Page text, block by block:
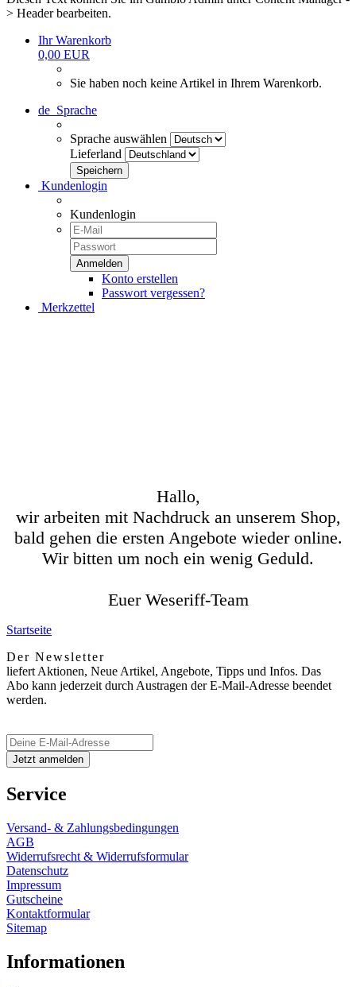
> Header bearbeiten.
Ihr Warenkorb
0,00 EUR
Sie haben noch keine Artikel in Ihrem Warenkorb.
de Sprache
Sprache auswählen
Lieferland
Kundenlogin
Kundenlogin
Konto erstellen
Passwort vergessen?
Merkzettel
Hallo,
wir arbeiten mit Nachdruck an unserem Shop,
bald gehen die ersten Angebote wieder online.
Wir bitten um noch ein wenig Geduld.
Euer Weseriff-Team
Startseite
Der Newsletter
liefert Aktionen, Neue Artikel, Angebote, Tipps und Infos. Das
Abo kann jederzeit durch Austragen der E-Mail-Adresse beendet
werden.
Service
Versand- & Zahlungsbedingungen
AGB
Widerrufsrecht & Widerrufsformular
Datenschutz
Impressum
Gutscheine
Kontaktformular
Sitemap
Informationen